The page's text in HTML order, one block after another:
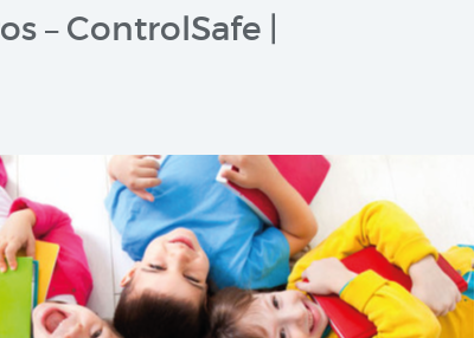
– ControlSafe |